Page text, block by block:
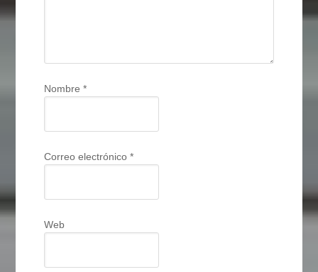
Nombre*
Correo electrónico*
Web